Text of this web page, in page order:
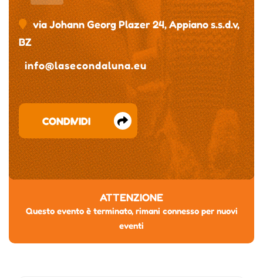
via Johann Georg Plazer 24, Appiano s.s.d.v,
BZ
info@lasecondaluna.eu
CONDIVIDI
ATTENZIONE
Questo evento è terminato, rimani connesso per nuovi
eventi